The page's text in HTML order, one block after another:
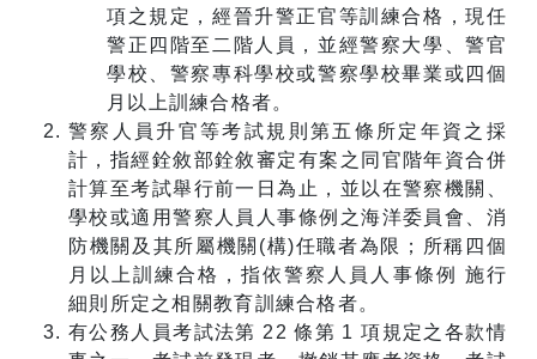
項之規定，經晉升警正官等訓練合格，現任
警正四階至二階人員，並經警察大學、警官
學校、警察專科學校或警察學校畢業或四個
月以上訓練合格者。
警察人員升官等考試規則第五條所定年資之採
計，指經銓敘部銓敘審定有案之同官階年資合併
計算至考試舉行前一日為止，並以在警察機關、
學校或適用警察人員人事條例之海洋委員會、消
防機關及其所屬機關(構)任職者為限；所稱四個
月以上訓練合格，指依警察人員人事條例 施行
細則所定之相關教育訓練合格者。
有公務人員考試法第 22 條第 1 項規定之各款情